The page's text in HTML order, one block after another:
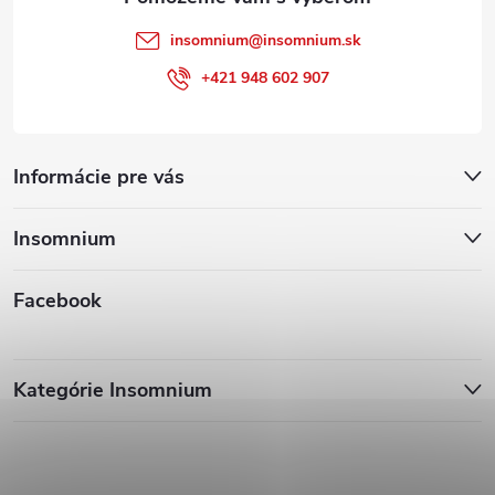
Informácie pre vás
Insomnium
Facebook
insomnium@insomnium.sk
+421 948 602 907
Kategórie Insomnium